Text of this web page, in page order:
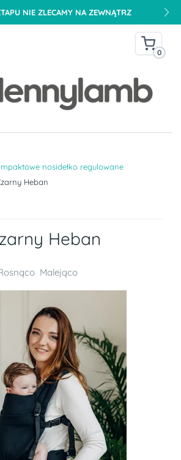
NIE ZLECAMY NA ZEWNĄTRZ
0
nosidełko regulowane
Heban
Heban
Malejąco